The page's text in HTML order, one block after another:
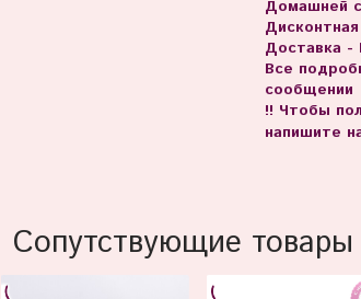
Домашней
Доставка -
Все
сообщении
!! Чтобы
напишите
Сопутствующие товары